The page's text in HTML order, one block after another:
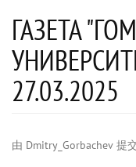
ГАЗЕТА
27.03.2025
由 Dmitry_Gorbachev 提